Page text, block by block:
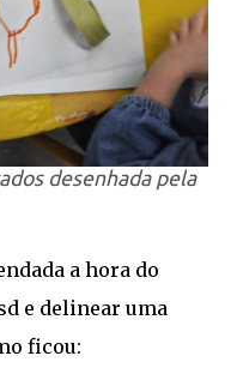
desenhada pela
a hora do
e delinear uma
ficou: